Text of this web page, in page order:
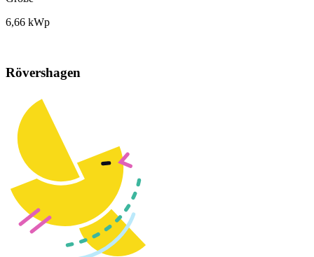
6,66 kWp
Rövershagen